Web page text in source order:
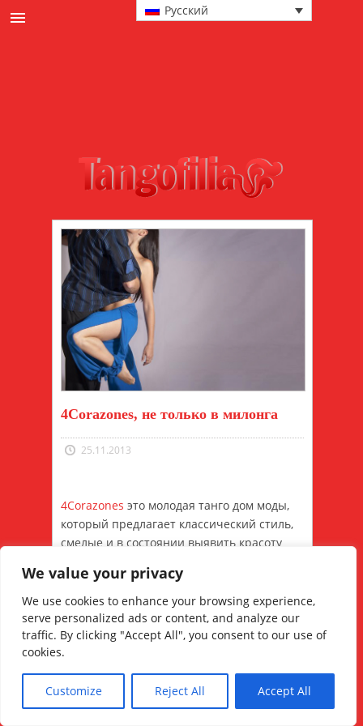
We value your privacy
We use cookies to enhance your browsing experience,
serve personalized ads or content, and analyze our
traffic. By clicking "Accept All", you consent to our use of
cookies.
Customize Reject All Accept All
Русский
4Corazones, не только в милонга
25.11.2013
4Corazones это молодая танго дом моды,
который предлагает классический стиль,
смелые и в состоянии выявить красоту
Продукция дизайнера Мариэла Parras
удивлять нас за заботу и творчества.
Мариэла сочетается с мастерством и
оригинальностью дизайна, стиля и ткани.
4Corazones продукты стильные и удобные,
два качества необходимы для моды
milonguera. Но многие из этих одежд есть
нечто большее, наконец, нашли платье,